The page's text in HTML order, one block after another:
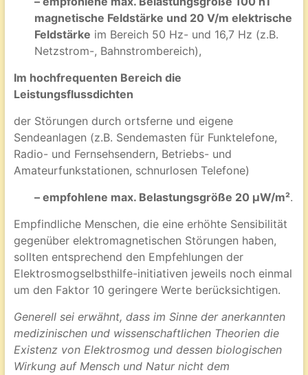
magnetische Feldstärke und 20 V/m elektrische
Feldstärke im Bereich 50 Hz- und 16,7 Hz (z.B.
Netzstrom-, Bahnstrombereich),
Im hochfrequenten Bereich die
Leistungsflussdichten
der Störungen durch ortsferne und eigene
Sendeanlagen (z.B. Sendemasten für Funktelefone,
Radio- und Fernsehsendern, Betriebs- und
Amateurfunkstationen, schnurlosen Telefone)
– empfohlene max. Belastungsgröße 20 µW/m².
Empfindliche Menschen, die eine erhöhte Sensibilität
gegenüber elektromagnetischen Störungen haben,
sollten entsprechend den Empfehlungen der
Elektrosmogselbsthilfe-initiativen jeweils noch einmal
um den Faktor 10 geringere Werte berücksichtigen.
Generell sei erwähnt, dass im Sinne der anerkannten
medizinischen und wissenschaftlichen Theorien die
Existenz von Elektrosmog und dessen biologischen
Wirkung auf Mensch und Natur nicht dem